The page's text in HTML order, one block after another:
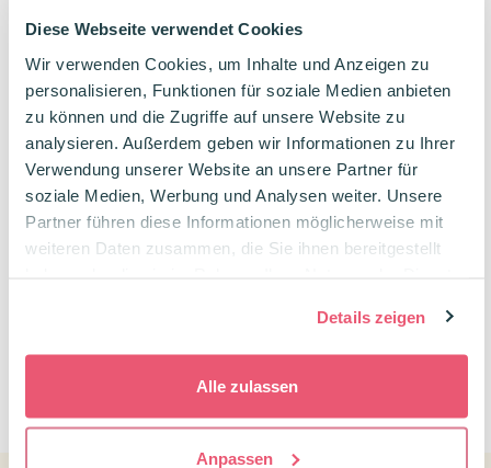
Diese Webseite verwendet Cookies
Wir verwenden Cookies, um Inhalte und Anzeigen zu
personalisieren, Funktionen für soziale Medien anbieten
zu können und die Zugriffe auf unsere Website zu
analysieren. Außerdem geben wir Informationen zu Ihrer
Verwendung unserer Website an unsere Partner für
soziale Medien, Werbung und Analysen weiter. Unsere
Partner führen diese Informationen möglicherweise mit
weiteren Daten zusammen, die Sie ihnen bereitgestellt
Details zeigen
Alle zulassen
Anpassen
Oxford Sammelmappe Leicht
& Robust A4 Rot
Robust & langlebig
Leicht in der Tasche
3,95 €